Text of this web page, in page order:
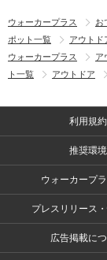
ウォーカープラス お
ポット一覧
アウトド
ウォーカープラス
ア
ト一覧
アウトドア
利用規約
推奨環境
ウォーカープ
プレスリリース
広告掲載に